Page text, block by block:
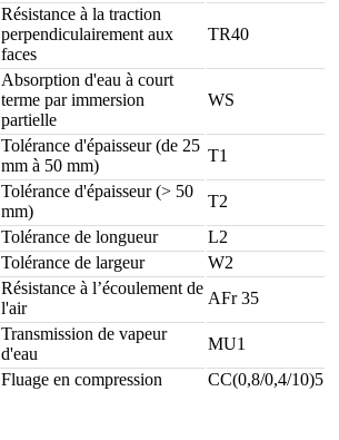
Résistance à la traction
perpendiculairement aux
faces
TR40
Absorption d'eau à court
terme par immersion
partielle
WS
Tolérance d'épaisseur (de 25
mm à 50 mm)
T1
Tolérance d'épaisseur (> 50
mm)
T2
Tolérance de longueur
L2
Tolérance de largeur
W2
Résistance à l’écoulement de
l'air
AFr 35
Transmission de vapeur
d'eau
MU1
Fluage en compression
CC(0,8/0,4/10)5